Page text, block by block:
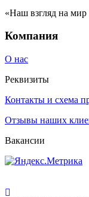
«Наш взгляд на мир
Компания
О нас
Реквизиты
Контакты и схема
Отзывы наших
Вакансии